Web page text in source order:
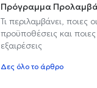
Πρόγραμμα
Τι περιλαμβάνει, ποιες οι
προϋποθέσεις και ποιες
εξαιρέσεις
Δες όλο το άρθρο